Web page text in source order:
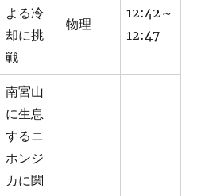
よる冷
却に挑
戦
物理
12:42～
12:47
南宮山
に生息
するニ
ホンジ
カに関